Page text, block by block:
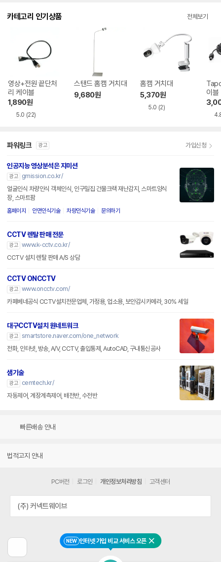
NEW 인터넷 가입 비교 서비스 오픈 닫기
카테고리 인기상품 전체보기
영상+전원 끝단처
리 케이블
1,890원
5.0 (22)
스탠드 홈캠 거치대
9,680원
홈캠 거치대
5,370원
5.0 (2)
이블
파워링크 광고 가입신청
인공지능 영상분석은 지미션
광고
gmission.co.kr/
얼굴인식 차량인식 객체인식, 인구밀집 건물크랙 재난감지, 스마트양식
장, 스마트팜
홈페이지 안면인식기술 차량인식기술 문의하기
CCTV 렌탈 판매 전문
광고 www.k-cctv.co.kr/
CCTV 설치 렌탈 판매 A/S 상담
CCTV ONCCTV
광고 www.oncctv.com/
카페베네공식 CCTV설치전문업체, 가정용, 업소용, 보안감시카메라, 30% 세일
대구CCTV설치 원네트워크
광고 smartstore.naver.com/one_network
전화, 인터넷, 방송, A/V, CCTV, 출입통제, AutoCAD, 구내통신공사
샘기술
광고
cemtech.kr/
자동제어, 계장계측제어, 배전반, 수전반
빠른배송 안내
법적고지 안내
전
PC버전 로그인 개인정보처리방침 고객센터
(주) 커넥트웨이브